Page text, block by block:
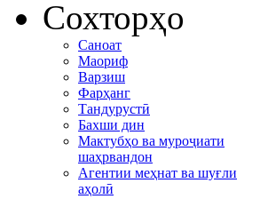
Сохторҳо
Саноат
Маориф
Варзиш
Фарҳанг
Тандурустӣ
Бахши дин
Мактубҳо ва муроҷиати
шаҳрвандон
Агентии меҳнат ва шуғли
аҳолӣ